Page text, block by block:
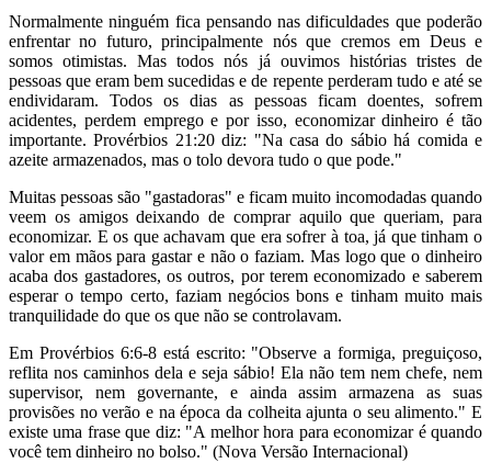
Normalmente ninguém fica pensando nas dificuldades que poderão
enfrentar no futuro, principalmente nós que cremos em Deus e
somos otimistas. Mas todos nós já ouvimos histórias tristes de
pessoas que eram bem sucedidas e de repente perderam tudo e até se
endividaram. Todos os dias as pessoas ficam doentes, sofrem
acidentes, perdem emprego e por isso, economizar dinheiro é tão
importante. Provérbios 21:20 diz: "Na casa do sábio há comida e
azeite armazenados, mas o tolo devora tudo o que pode."
Muitas pessoas são "gastadoras" e ficam muito incomodadas quando
veem os amigos deixando de comprar aquilo que queriam, para
economizar. E os que achavam que era sofrer à toa, já que tinham o
valor em mãos para gastar e não o faziam. Mas logo que o dinheiro
acaba dos gastadores, os outros, por terem economizado e saberem
esperar o tempo certo, faziam negócios bons e tinham muito mais
tranquilidade do que os que não se controlavam.
Em Provérbios 6:6-8 está escrito: "Observe a formiga, preguiçoso,
reflita nos caminhos dela e seja sábio! Ela não tem nem chefe, nem
supervisor, nem governante, e ainda assim armazena as suas
provisões no verão e na época da colheita ajunta o seu alimento." E
existe uma frase que diz: "A melhor hora para economizar é quando
você tem dinheiro no bolso." (Nova Versão Internacional)